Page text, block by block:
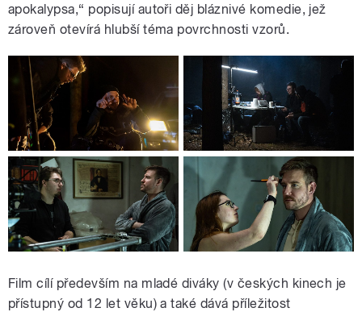
apokalypsa,“ popisují autoři děj bláznivé komedie, jež
zároveň otevírá hlubší téma povrchnosti vzorů.
Film cílí především na mladé diváky (v českých kinech je
přístupný od 12 let věku) a také dává příležitost